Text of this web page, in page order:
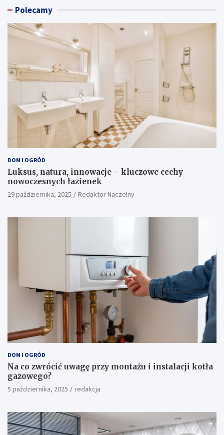
Polecamy
DOM I OGRÓD
Luksus, natura, innowacje – kluczowe cechy
nowoczesnych łazienek
29 października, 2025 Redaktor Naczelny
DOM I OGRÓD
Na co zwrócić uwagę przy montażu i instalacji kotła
gazowego?
5 października, 2025 redakcja